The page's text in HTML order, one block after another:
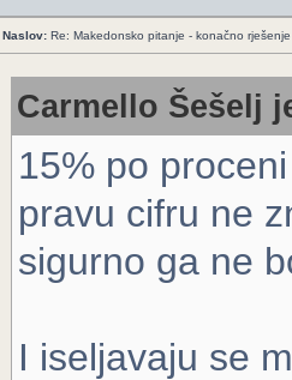
Naslov: Re: Makedonsko pitanje - konačno rješenje
Carmello Šešelj
15% po
pravu cifru ne
sigurno ga ne
I iseljavaju se